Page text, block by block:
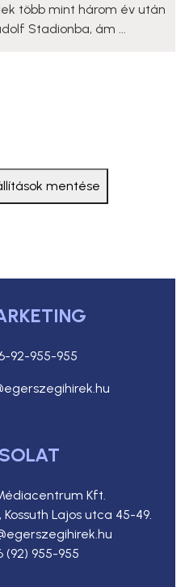
több mint három év után
Stadionba, ám ...
mentése
92-955-955
Kft.
Lajos utca 45-49.
(92) 955-955